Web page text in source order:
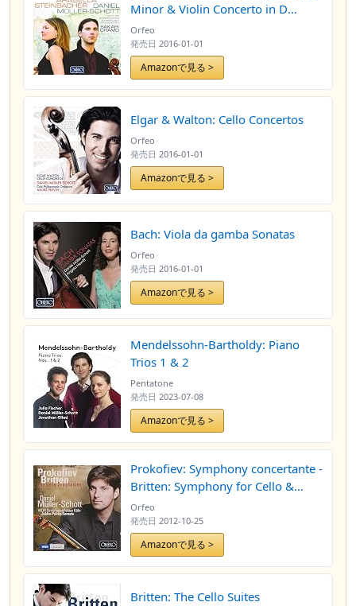
Minor & Violin Concerto in D
Minor
Orfeo
発売日 2016-01-01
Amazonで見る >
Elgar & Walton: Cello Concertos
Orfeo
発売日 2016-01-01
Amazonで見る >
Bach: Viola da gamba Sonatas
Orfeo
発売日 2016-01-01
Amazonで見る >
Mendelssohn-Bartholdy: Piano
Trios 1 & 2
Pentatone
発売日 2023-07-08
Amazonで見る >
Prokofiev: Symphony concertante -
Britten: Symphony for Cello &
Orchestra
Orfeo
発売日 2012-10-25
Amazonで見る >
Britten: The Cello Suites